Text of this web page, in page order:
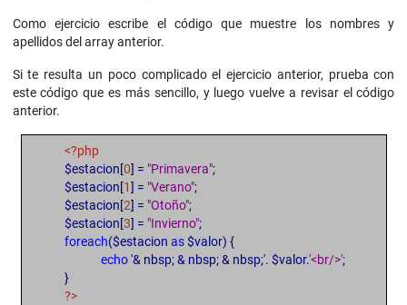
Como ejercicio escribe el código que muestre los nombres y
apellidos del array anterior.
Si te resulta un poco complicado el ejercicio anterior, prueba con
este código que es más sencillo, y luego vuelve a revisar el código
anterior.
<?php
$estacion[0] = "Primavera";
$estacion[1] = "Verano";
$estacion[2] = "Otoño";
$estacion[3] = "Invierno";
foreach($estacion as$valor) {
echo'& nbsp; & nbsp; & nbsp;'. $valor.'<br/>';
}
?>